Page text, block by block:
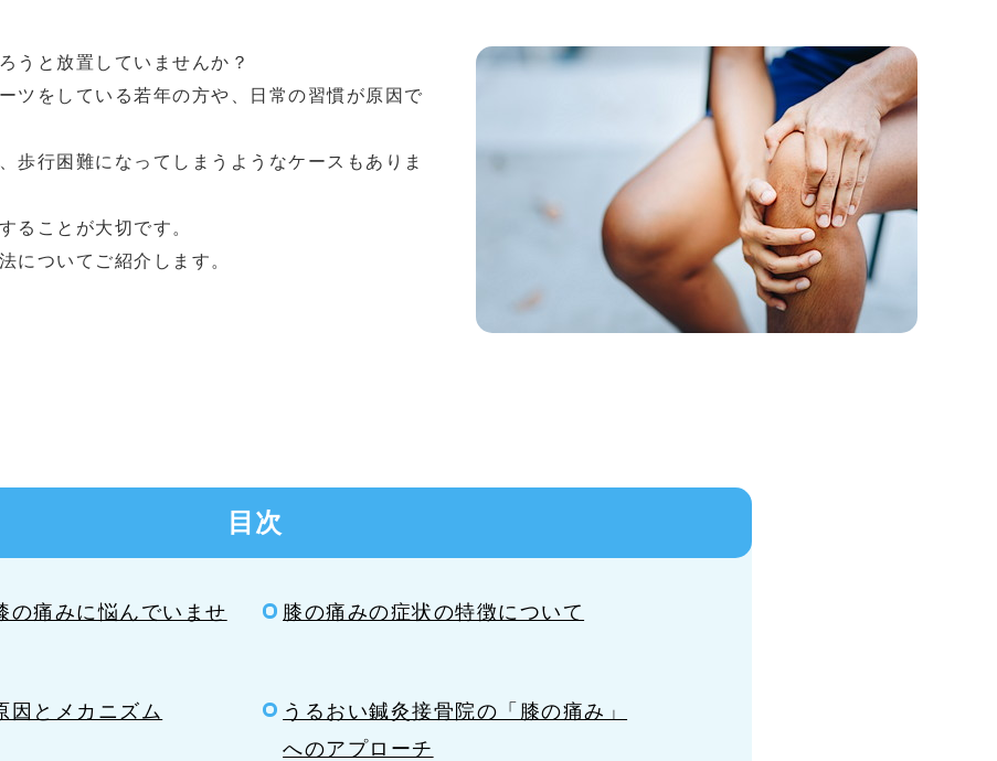
うと放置していませんか？
ツをしている若年の方や、日常の習慣が原因で
歩行困難になってしまうようなケースもありま
ることが大切です。
についてご紹介します。
目次
の痛みに悩んでいませ
膝の痛みの症状の特徴について
因とメカニズム
うるおい鍼灸接骨院の「膝の痛み」
へのアプローチ